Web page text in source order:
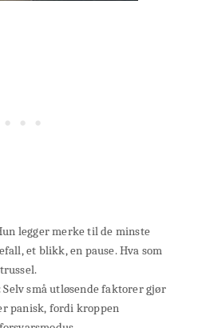
legger merke til de minste
et blikk, en pause. Hva som
Selv små utløsende faktorer gjør
panisk, fordi kroppen